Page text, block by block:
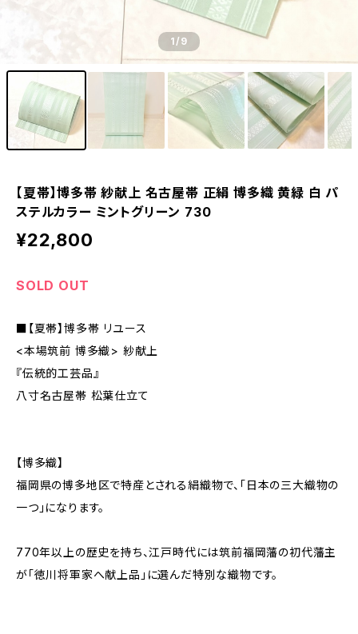
1/9
【夏帯】博多帯 紗献上 名古屋帯 正絹 博多織 黄緑 白 パ
ステルカラー ミントグリーン 730
¥22,800
SOLD OUT
■【夏帯】博多帯 リユース
<本場筑前 博多織> 紗献上
『伝統的工芸品』
八寸名古屋帯 松葉仕立て
【博多織】
福岡県の博多地区で特産とされる絹織物で、「日本の三大織物の
一つ」になります。
770年以上の歴史を持ち、江戸時代には筑前福岡藩の初代藩主
が「徳川将軍家へ献上品」に選んだ特別な織物です。